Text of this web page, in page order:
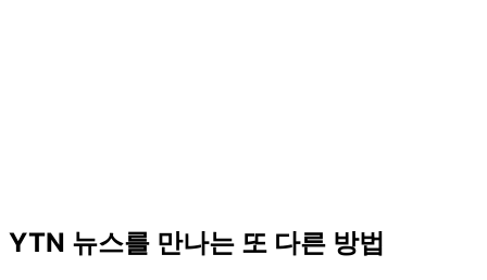
YTN 뉴스를 만나는 또 다른 방법